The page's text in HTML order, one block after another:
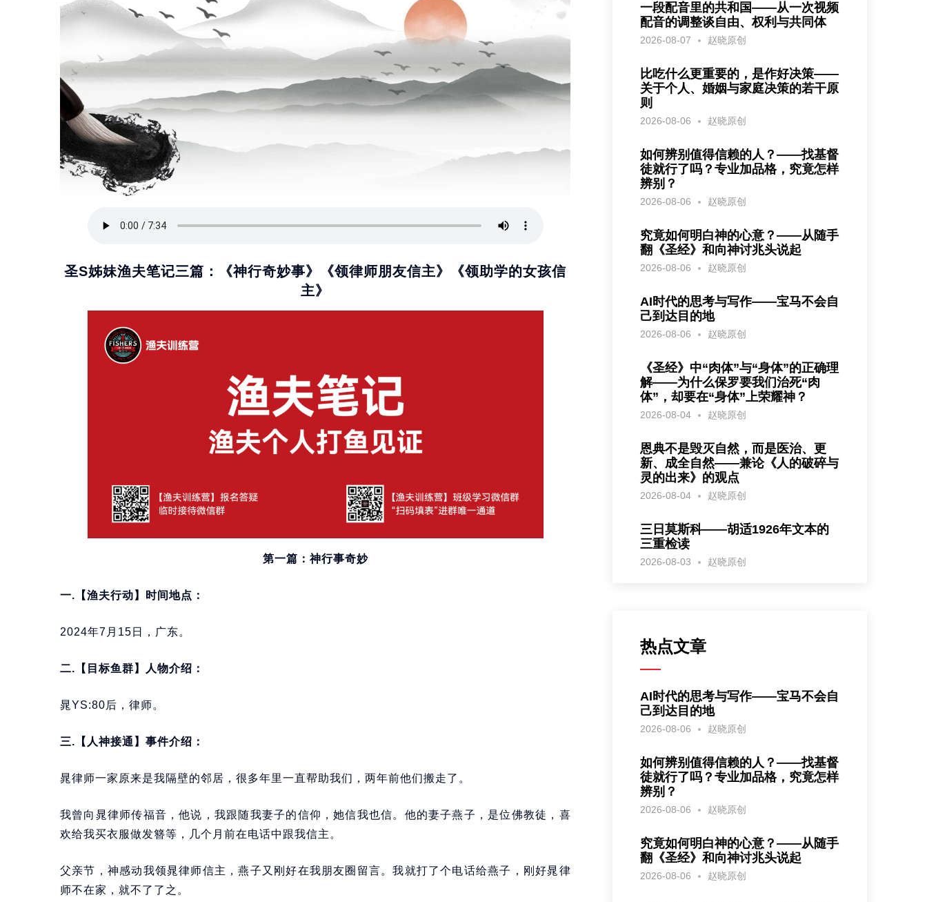
圣S姊妹渔夫笔记三篇：《神行奇妙事》《领律师朋友信主》《领助学的女孩信
主》
第一篇：神行事奇妙
一.【渔夫行动】时间地点：
2024年7月15日，广东。
二.【目标鱼群】人物介绍：
晁YS:80后，律师。
三.【人神接通】事件介绍：
晁律师一家原来是我隔壁的邻居，很多年里一直帮助我们，两年前他们搬走了。
我曾向晁律师传福音，他说，我跟随我妻子的信仰，她信我也信。他的妻子燕子，是位佛教徒，喜
欢给我买衣服做发簪等，几个月前在电话中跟我信主。
父亲节，神感动我领晁律师信主，燕子又刚好在我朋友圈留言。我就打了个电话给燕子，刚好晁律
师不在家，就不了了之。
一段配音里的共和国——从一次视频
配音的调整谈自由、权利与共同体
2026-08-07 赵晓原创
比吃什么更重要的，是作好决策——
关于个人、婚姻与家庭决策的若干原
则
2026-08-06 赵晓原创
如何辨别值得信赖的人？——找基督
徒就行了吗？专业加品格，究竟怎样
辨别？
2026-08-06 赵晓原创
究竟如何明白神的心意？——从随手
翻《圣经》和向神讨兆头说起
2026-08-06 赵晓原创
AI时代的思考与写作——宝马不会自
己到达目的地
2026-08-06 赵晓原创
《圣经》中“肉体”与“身体”的正确理
解——为什么保罗要我们治死“肉
体”，却要在“身体”上荣耀神？
2026-08-04 赵晓原创
恩典不是毁灭自然，而是医治、更
新、成全自然——兼论《人的破碎与
灵的出来》的观点
2026-08-04 赵晓原创
三日莫斯科——胡适1926年文本的
三重检读
2026-08-03 赵晓原创
热点文章
AI时代的思考与写作——宝马不会自
己到达目的地
2026-08-06 赵晓原创
如何辨别值得信赖的人？——找基督
徒就行了吗？专业加品格，究竟怎样
辨别？
2026-08-06 赵晓原创
究竟如何明白神的心意？——从随手
翻《圣经》和向神讨兆头说起
2026-08-06 赵晓原创